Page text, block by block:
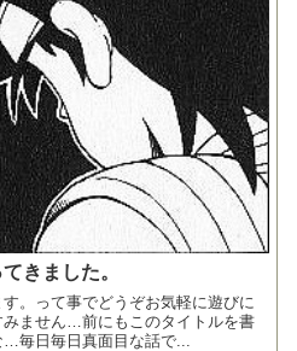
きました。
。って事でどうぞお気軽に遊びに
ません…前にもこのタイトルを書
毎日毎日真面目な話で...